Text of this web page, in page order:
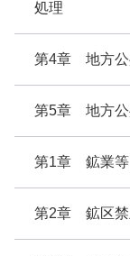
処理
第4章 地方公
第5章 地方公
第1章 鉱業等
第2章 鉱区禁